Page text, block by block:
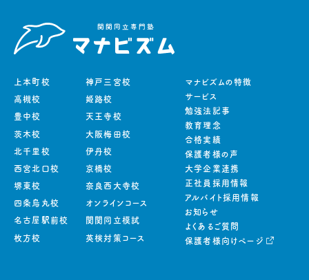
上本町校
高槻校
豊中校
茨木校
北千里校
西宮北口校
堺東校
四条烏丸校
名古屋駅前校
枚方校
神戸三宮校
姫路校
天王寺校
大阪梅田校
伊丹校
京橋校
奈良西大寺校
オンラインコース
関関同立模試
英検対策コース
マナビズムの特徴
サービス
勉強法記事
教育理念
合格実績
保護者様の声
大学企業連携
正社員採用情報
アルバイト採用情報
お知らせ
よくあるご質問
保護者様向けページ